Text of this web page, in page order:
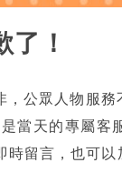
！
公眾人物服
當天的專屬客
留言，也可